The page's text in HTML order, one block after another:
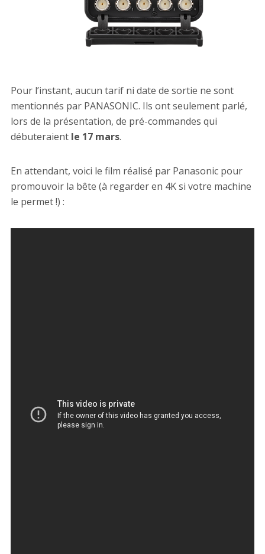
Pour l’instant, aucun tarif ni date de sortie ne sont
mentionnés par PANASONIC. Ils ont seulement parlé,
lors de la présentation, de pré-commandes qui
débuteraientle 17 mars.
En attendant, voici le film réalisé par Panasonic pour
promouvoir la bête (à regarder en 4K si votre machine
le permet !) :